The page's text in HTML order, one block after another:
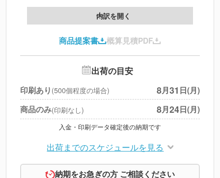
製版代
印刷代
北海道・沖縄・離島 別途
※上記小計は税別です
内訳を開く
商品提案書 概算見積PDF
出荷の目安
印刷あり (500個程度の場合) 8月31 日(月)
商品のみ(印刷なし) 8月24日(月)
入金・印刷データ確定後の納期です
出荷までのスケジュールを見る
納期をお急ぎの方 ご相談ください